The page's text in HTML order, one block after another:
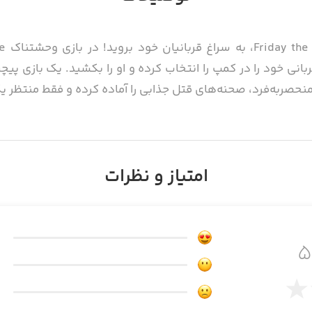
خود را در کمپ را انتخاب کرده و او را بکشید. یک بازی
صحنه‌های قتل جذابی را آماده کرده و فقط
آن‌ها را بکشید. برای انجام این کار سلاح‌ها و امکانات
امتیاز و نظرات